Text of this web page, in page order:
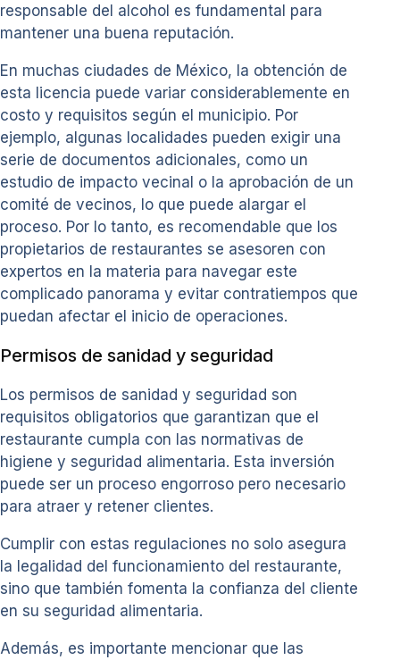
responsable del alcohol es fundamental para
mantener una buena reputación.
En muchas ciudades de México, la obtención de
esta licencia puede variar considerablemente en
costo y requisitos según el municipio. Por
ejemplo, algunas localidades pueden exigir una
serie de documentos adicionales, como un
estudio de impacto vecinal o la aprobación de un
comité de vecinos, lo que puede alargar el
proceso. Por lo tanto, es recomendable que los
propietarios de restaurantes se asesoren con
expertos en la materia para navegar este
complicado panorama y evitar contratiempos que
puedan afectar el inicio de operaciones.
Permisos de sanidad y seguridad
Los permisos de sanidad y seguridad son
requisitos obligatorios que garantizan que el
restaurante cumpla con las normativas de
higiene y seguridad alimentaria. Esta inversión
puede ser un proceso engorroso pero necesario
para atraer y retener clientes.
Cumplir con estas regulaciones no solo asegura
la legalidad del funcionamiento del restaurante,
sino que también fomenta la confianza del cliente
en su seguridad alimentaria.
Además, es importante mencionar que las